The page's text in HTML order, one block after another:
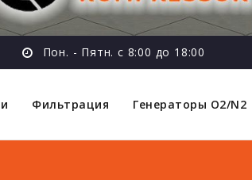
Пон. - Пятн. с 8:00 до 18:00
Фильтрация Генераторы O2/N2